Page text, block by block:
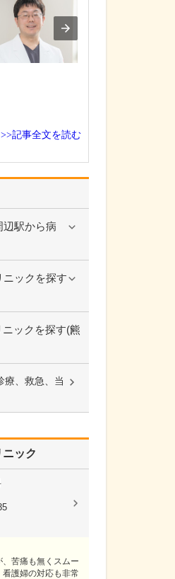
辺駅から病
ックを探す
ックを探す(熊
療、救急、当
ック
苦痛も無くスムー
護婦の対応も非常
>>記事全文を読む